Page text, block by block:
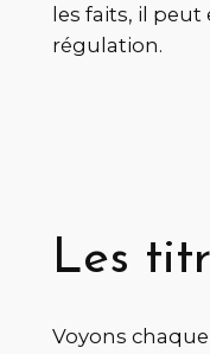
les faits, il peut
régulation.
Les
Voyons